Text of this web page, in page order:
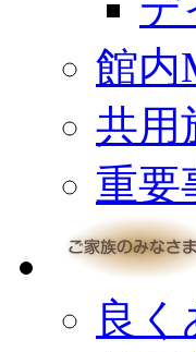
館内
共用
重要
良く